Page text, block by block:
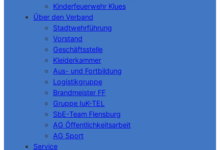
Kinderfeuerwehr Klues
Über den Verband
Stadtwehrführung
Vorstand
Geschäftsstelle
Kleiderkammer
Aus- und Fortbildung
Logistikgruppe
Brandmeister FF
Gruppe IuK-TEL
SbE-Team Flensburg
AG Öffentlichkeitsarbeit
AG Sport
Service